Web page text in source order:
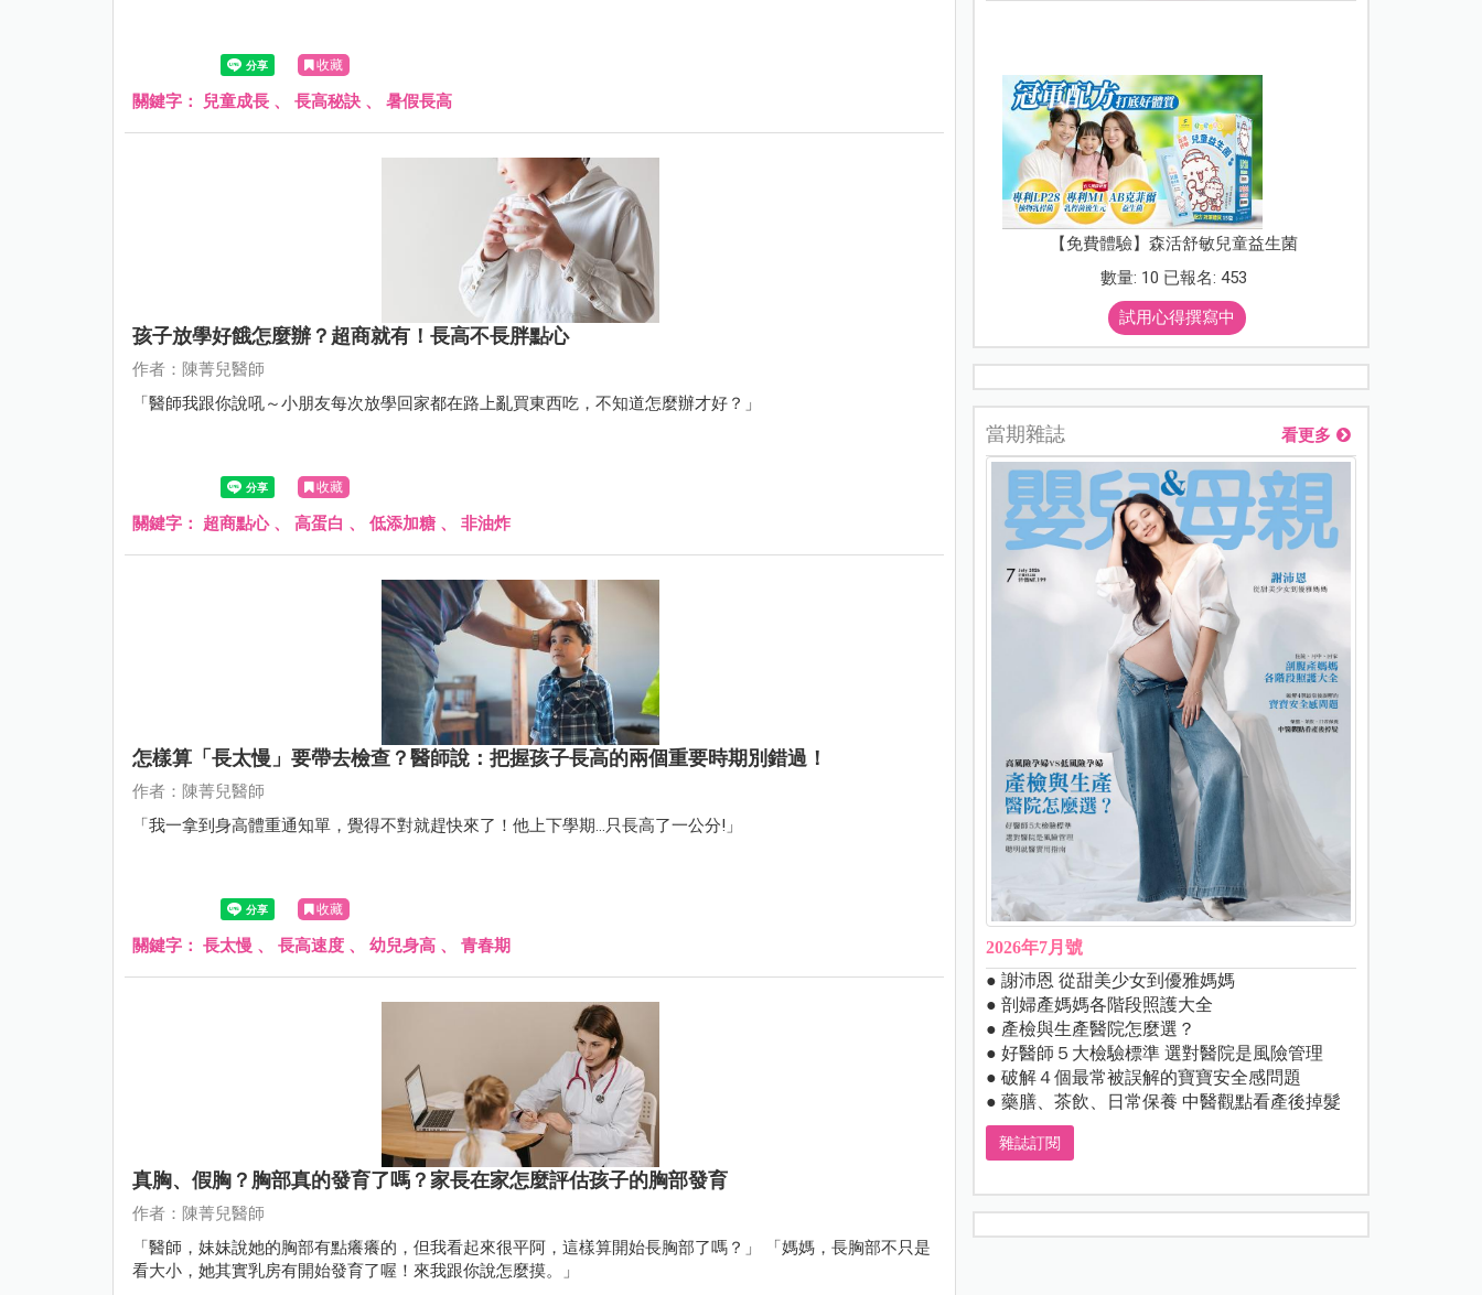
收藏
關鍵字： 兒童成長 、 長高秘訣 、 暑假長高
孩子放學好餓怎麼辦？超商就有！長高不長胖點心
作者：陳菁兒醫師
「醫師我跟你說吼～小朋友每次放學回家都在路上亂買東西吃，不知道怎麼辦才好？」
收藏
關鍵字： 超商點心、 高蛋白 、 低添加糖 、 非油炸
怎樣算「長太慢」要帶去檢查？醫師說：把握孩子長高的兩個重要時期別錯過！
作者：陳菁兒醫師
「我一拿到身高體重通知單，覺得不對就趕快來了！他上下學期…只長高了一公分!」
收藏
關鍵字： 長太慢 、 長高速度 、 幼兒身高 、 青春期
真胸、假胸？胸部真的發育了嗎？家長在家怎麼評估孩子的胸部發育
作者：陳菁兒醫師
「醫師，妹妹說她的胸部有點癢癢的，但我看起來很平阿，這樣算開始長胸部了嗎？」 「媽媽，長胸部不只是
看大小，她其實乳房有開始發育了喔！來我跟你說怎麼摸。」
【免費體驗】森活舒敏兒童益生菌
數量: 10 已報名: 453
試用心得撰寫中
當期雜誌 看更多
2026年7月號
● 謝沛恩 從甜美少女到優雅媽媽
● 剖婦產媽媽各階段照護大全
● 產檢與生產醫院怎麼選？
● 好醫師５大檢驗標準 選對醫院是風險管理
● 破解４個最常被誤解的寶寶安全感問題
● 藥膳、茶飲、日常保養 中醫觀點看產後掉髮
雜誌訂閱